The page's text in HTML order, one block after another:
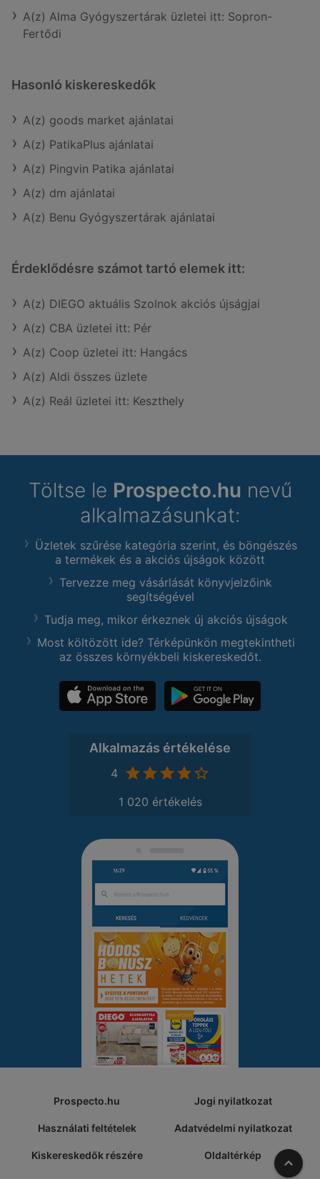
A(z) Alma Gyógyszertárak üzletei itt: Sopron-
Fertődi
Hasonló kiskereskedők
A(z) goods market ajánlatai
A(z) PatikaPlus ajánlatai
A(z) Pingvin Patika ajánlatai
A(z) dm ajánlatai
A(z) Benu Gyógyszertárak ajánlatai
Érdeklődésre számot tartó elemek itt:
A(z) DIEGO aktuális Szolnok akciós újságjai
A(z) CBA üzletei itt: Pér
A(z) Coop üzletei itt: Hangács
A(z) Aldi összes üzlete
A(z) Reál üzletei itt: Keszthely
Töltse le Prospecto.hu nevű
alkalmazásunkat:
Üzletek szűrése kategória szerint, és böngészés
a termékek és a akciós újságok között
Tervezze meg vásárlását könyvjelzőink
segítségével
Tudja meg, mikor érkeznek új akciós újságok
Most költözött ide? Térképünkön megtekintheti
az összes környékbeli kiskereskedőt.
Alkalmazás értékelése
4
1 020 értékelés
Prospecto.hu Jogi nyilatkozat
Használati feltételek Adatvédelmi nyilatkozat
Kiskereskedők részére Oldaltérkép A